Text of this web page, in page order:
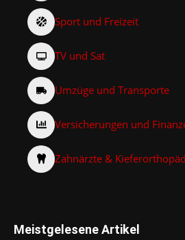
Sport und Freizeit
TV und Sat
Umzüge und Transporte
Versicherungen und
Zahnärzte &
Meistgelesene Artikel